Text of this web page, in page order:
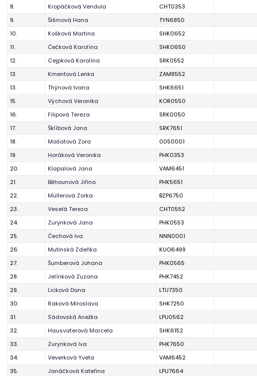
8.
Kropáčková Vendula CHT0353
9.
Šišmová Hana TYN6850
10.
Košková Martina SHK0652
11.
Čečková Karolína SHK0650
12.
Cejpková Karolína SRK0552
13.
Kmentová Lenka ZAM8552
13.
Thýnová Ivana SHK6651
15.
Výchová Veronika KOR0550
16.
Filipová Tereza SRK0050
17.
Šklíbová Jana SRK7651
18.
Mašatová Zora 0050001
19.
Horáková Veronika PHK0353
20.
Klapalová Jana VAM6451
21.
Běhounová Jiřina PHK5651
22.
Müllerová Zorka BZP6750
23.
Veselá Tereza CHT0552
24.
Zurynková Jana PHK0553
25.
Čechová Iva NNN0001
26.
Mutinská Zdeňka KUO6499
27.
Šumberová Johana PHK0565
28.
Jelínková Zuzana PHK7452
29.
Licková Dana LTU7350
30.
Raková Miroslava SHK7250
31.
Sádovská Anežka LPU0562
32.
Hausvaterová Marcela SHK6152
33.
Zurynková Iva PHK7650
34.
Veverková Yveta VAM6452
35.
Janáčková Kateřina LPU7664